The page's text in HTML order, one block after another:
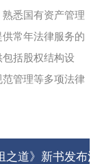
悉国有资产管理
常年法律服务的
括股权结构设
管理等多项法律
之道》新书发布